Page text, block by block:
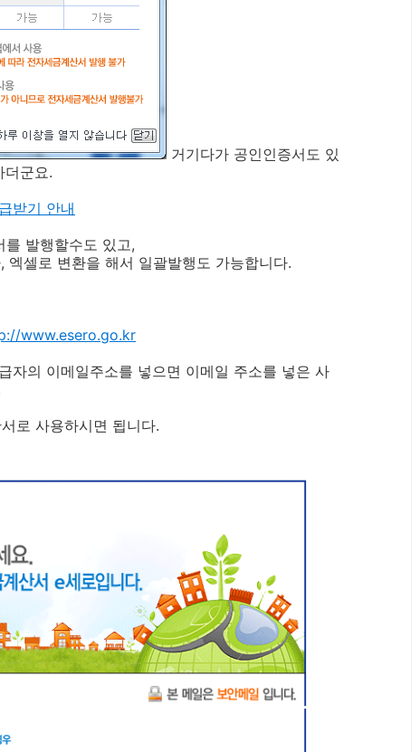
거기다가 공인인증서도 있
더군요.
받기 안내
발행할수도 있고,
셀로 변환을 해서 일괄발행도 가능합니다.
www.esero.go.kr
자의 이메일주소를 넣으면 이메일 주소를 넣은 사
로 사용하시면 됩니다.